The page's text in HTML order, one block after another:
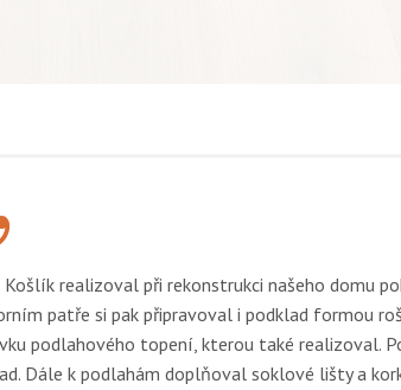
Košlík realizoval při rekonstrukci našeho domu
patře si pak připravoval i podklad formou
podlahového topení, kterou také realizoval.
Dále k podlahám doplňoval soklové lišty a